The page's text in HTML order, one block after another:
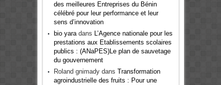
des meilleures Entreprises du Bénin
célébré pour leur performance et leur
sens d’innovation
bio yaradans L’Agence nationale pour les
prestations aux Etablissements scolaires
publics : (ANaPES)Le plan de sauvetage
du gouvernement
Roland gnimadydans Transformation
agroindustrielle des fruits : Pour une